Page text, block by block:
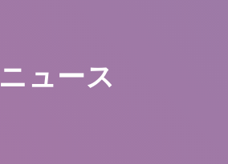
ニュース